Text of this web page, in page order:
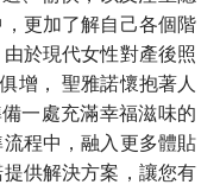
更加了解自己各個階
於現代女性對產後照
增， 聖雅諾懷抱著人
一處充滿幸福滋味的
程中，融入更多體貼
供解決方案，讓您有